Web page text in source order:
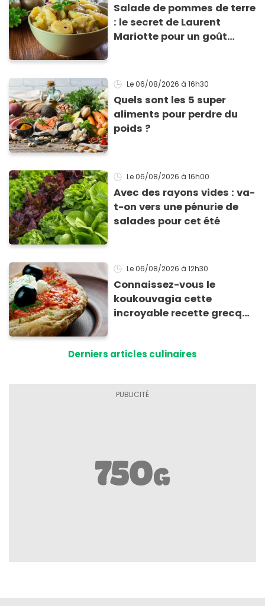
Salade de pommes de terre
: le secret de Laurent
Mariotte pour un goût
Le 06/08/2026 à 16h30
Quels sont les 5 super
aliments pour perdre du
poids ?
Le 06/08/2026 à 16h00
Avec des rayons vides : va-
t-on vers une pénurie de
salades pour cet été
Le 06/08/2026 à 12h30
Connaissez-vous le
koukouvagia cette
incroyable recette grecque
Derniers articles culinaires